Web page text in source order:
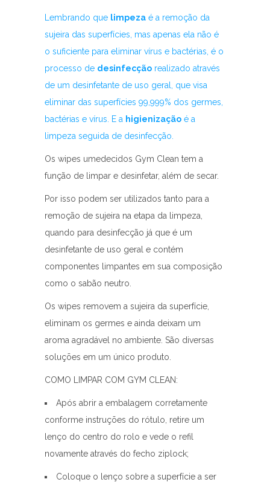
Lembrando que limpeza é a remoção da
sujeira das superfícies, mas apenas ela não é
o suficiente para eliminar vírus e bactérias, é o
processo de desinfecção realizado através
de um desinfetante de uso geral, que visa
eliminar das superfícies 99,999% dos germes,
bactérias e vírus. E a higienização é a
limpeza seguida de desinfecção.
Os wipes umedecidos Gym Clean tem a
função de limpar e desinfetar, além de secar.
Por isso podem ser utilizados tanto para a
remoção de sujeira na etapa da limpeza,
quando para desinfecção já que é um
desinfetante de uso geral e contém
componentes limpantes em sua composição
como o sabão neutro.
Os wipes removem a sujeira da superfície,
eliminam os germes e ainda deixam um
aroma agradável no ambiente. São diversas
soluções em um único produto.
COMO LIMPAR COM GYM CLEAN:
Após abrir a embalagem corretamente
conforme instruções do rótulo, retire um
lenço do centro do rolo e vede o refil
novamente através do fecho ziplock;
Coloque o lenço sobre a superfície a ser